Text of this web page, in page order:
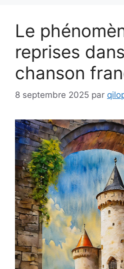
Le
reprises
chanson
8 septembre 2025 par